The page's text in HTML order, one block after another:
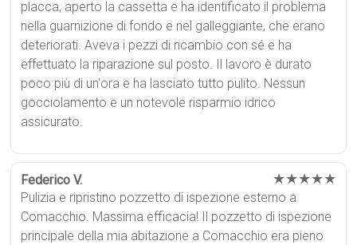
placca, aperto la cassetta e ha identificato il problema
nella guarnizione di fondo e nel galleggiante, che erano
deteriorati. Aveva i pezzi di ricambio con sé e ha
effettuato la riparazione sul posto. Il lavoro è durato
poco più di un'ora e ha lasciato tutto pulito. Nessun
gocciolamento e un notevole risparmio idrico
assicurato.
Federico V. ★★★★★
Pulizia e ripristino pozzetto di ispezione esterno a
Comacchio. Massima efficacia! Il pozzetto di ispezione
principale della mia abitazione a Comacchio era pieno